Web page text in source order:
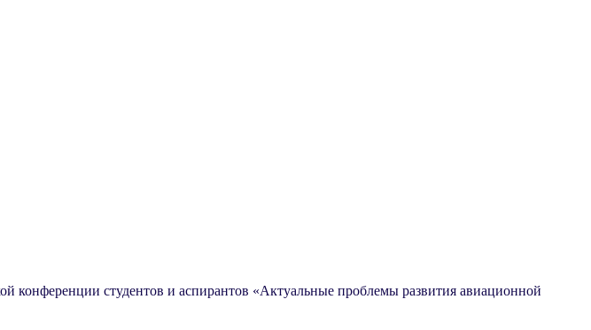
конференции студентов и аспирантов «Актуальные проблемы развития авиационной